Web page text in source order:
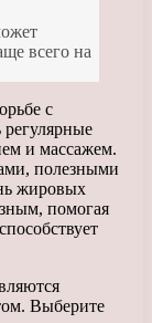
всего на
с
и массажем.
полезными
жировых
помогая
Выберите